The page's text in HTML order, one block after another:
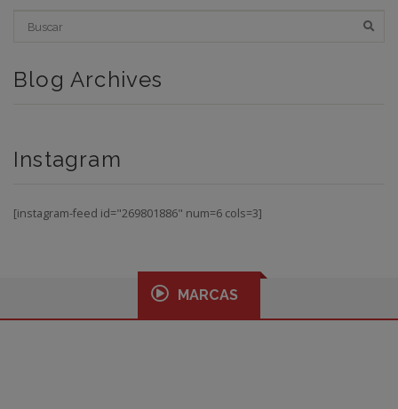
Blog Archives
Instagram
[instagram-feed id="269801886" num=6 cols=3]
MARCAS